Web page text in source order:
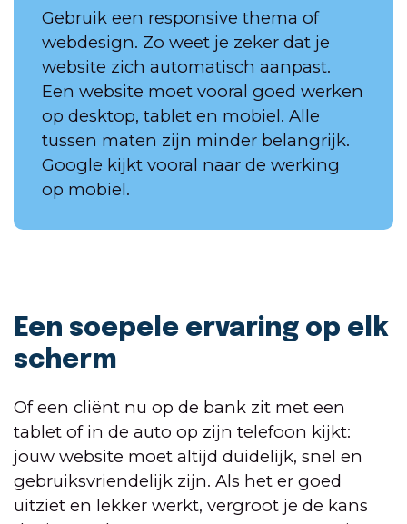
Gebruik een responsive thema of
webdesign. Zo weet je zeker dat je
website zich automatisch aanpast.
Een website moet vooral goed werken
op desktop, tablet en mobiel. Alle
tussen maten zijn minder belangrijk.
Google kijkt vooral naar de werking
op mobiel.
Een soepele ervaring op elk
scherm
Of een cliënt nu op de bank zit met een
tablet of in de auto op zijn telefoon kijkt:
jouw website moet altijd duidelijk, snel en
gebruiksvriendelijk zijn. Als het er goed
uitziet en lekker werkt, vergroot je de kans